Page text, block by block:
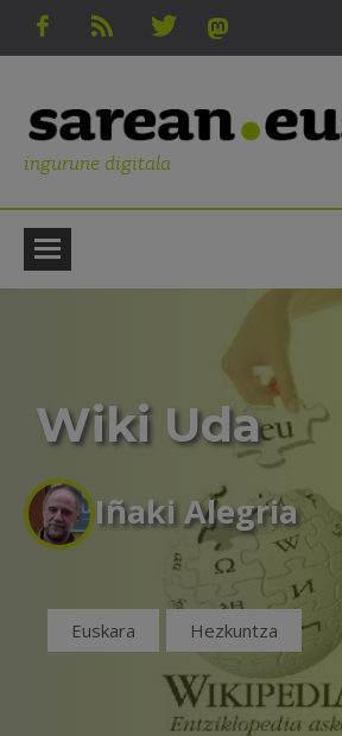
ingurune digitala
Wiki Uda
Iñaki Alegria
Euskara Hezkuntza